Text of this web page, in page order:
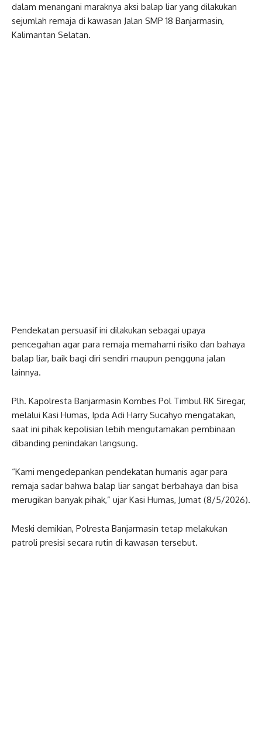
dalam menangani maraknya aksi balap liar yang dilakukan
sejumlah remaja di kawasan Jalan SMP 18 Banjarmasin,
Kalimantan Selatan.
Pendekatan persuasif ini dilakukan sebagai upaya
pencegahan agar para remaja memahami risiko dan bahaya
balap liar, baik bagi diri sendiri maupun pengguna jalan
lainnya.
Plh. Kapolresta Banjarmasin Kombes Pol Timbul RK Siregar,
melalui Kasi Humas, Ipda Adi Harry Sucahyo mengatakan,
saat ini pihak kepolisian lebih mengutamakan pembinaan
dibanding penindakan langsung.
“Kami mengedepankan pendekatan humanis agar para
remaja sadar bahwa balap liar sangat berbahaya dan bisa
merugikan banyak pihak,” ujar Kasi Humas, Jumat (8/5/2026).
Meski demikian, Polresta Banjarmasin tetap melakukan
patroli presisi secara rutin di kawasan tersebut.